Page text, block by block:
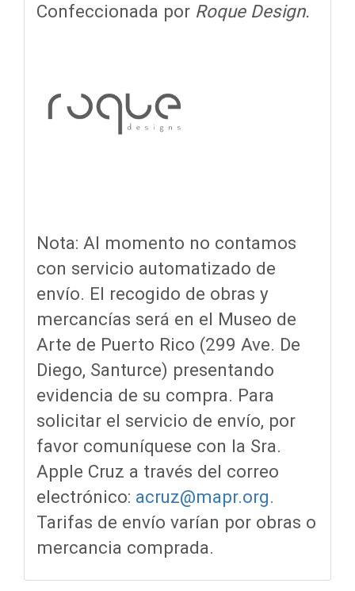
Confeccionada por Roque Design.
Nota: Al momento no contamos
con servicio automatizado de
envío. El recogido de obras y
mercancías será en el Museo de
Arte de Puerto Rico (299 Ave. De
Diego, Santurce) presentando
evidencia de su compra. Para
solicitar el servicio de envío, por
favor comuníquese con la Sra.
Apple Cruz a través del correo
electrónico: acruz@mapr.org.
Tarifas de envío varían por obras o
mercancia comprada.